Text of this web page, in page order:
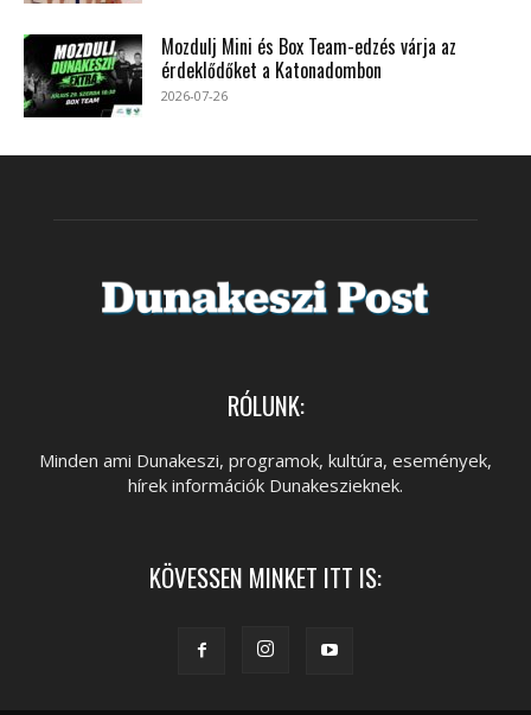
Mozdulj Mini és Box Team-edzés várja az
érdeklődőket a Katonadombon
2026-07-26
RÓLUNK:
Minden ami Dunakeszi, programok, kultúra, események,
hírek információk Dunakeszieknek.
KÖVESSEN MINKET ITT IS: